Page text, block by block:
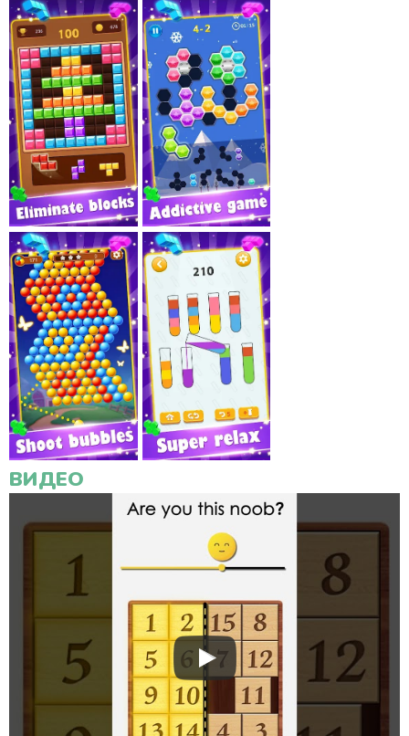
ВИДЕО